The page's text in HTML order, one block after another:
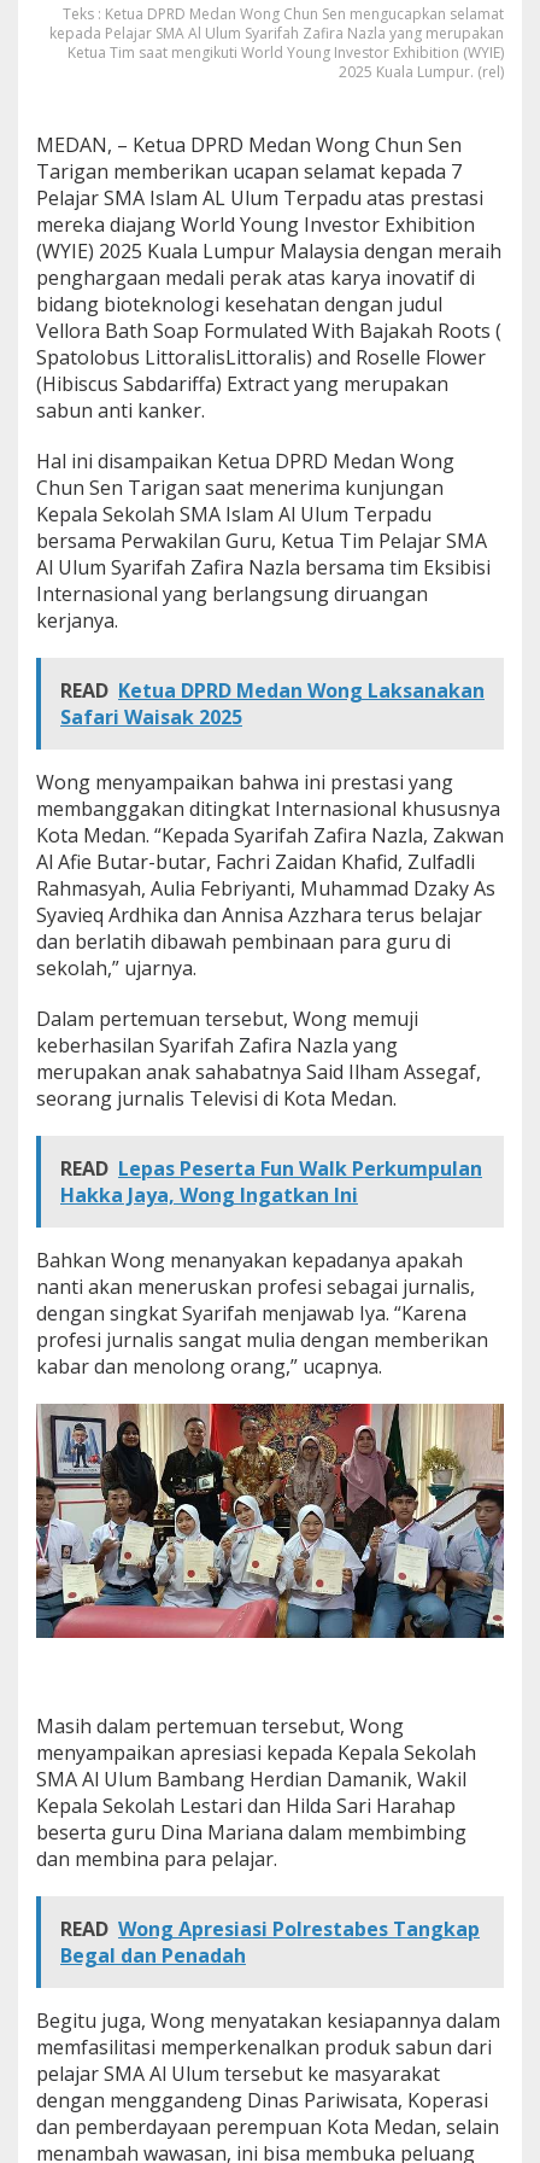
e
p
a
e
l
j
a
r
S
M
A
I
s
l
U
u
m
T
e
d
u
d
M
a
l
a
y
s
a
Teks : Ketua DPRD Medan Wong Chun Sen mengucapkan selamat
kepada Pelajar SMA Al Ulum Syarifah Zafira Nazla yang merupakan
Ketua Tim saat mengikuti World Young Investor Exhibition (WYIE)
2025 Kuala Lumpur. (rel)
MEDAN, – Ketua DPRD Medan Wong Chun Sen
Tarigan memberikan ucapan selamat kepada 7
Pelajar SMA Islam AL Ulum Terpadu atas prestasi
mereka diajang World Young Investor Exhibition
(WYIE) 2025 Kuala Lumpur Malaysia dengan meraih
penghargaan medali perak atas karya inovatif di
bidang bioteknologi kesehatan dengan judul
Vellora Bath Soap Formulated With Bajakah Roots (
Spatolobus LittoralisLittoralis) and Roselle Flower
(Hibiscus Sabdariffa) Extract yang merupakan
sabun anti kanker.
Hal ini disampaikan Ketua DPRD Medan Wong
Chun Sen Tarigan saat menerima kunjungan
Kepala Sekolah SMA Islam Al Ulum Terpadu
bersama Perwakilan Guru, Ketua Tim Pelajar SMA
Al Ulum Syarifah Zafira Nazla bersama tim Eksibisi
Internasional yang berlangsung diruangan
kerjanya.
READ Ketua DPRD Medan Wong Laksanakan
Safari Waisak 2025
Wong menyampaikan bahwa ini prestasi yang
membanggakan ditingkat Internasional khususnya
Kota Medan. “Kepada Syarifah Zafira Nazla, Zakwan
Al Afie Butar-butar, Fachri Zaidan Khafid, Zulfadli
Rahmasyah, Aulia Febriyanti, Muhammad Dzaky As
Syavieq Ardhika dan Annisa Azzhara terus belajar
dan berlatih dibawah pembinaan para guru di
sekolah,” ujarnya.
Dalam pertemuan tersebut, Wong memuji
keberhasilan Syarifah Zafira Nazla yang
merupakan anak sahabatnya Said Ilham Assegaf,
seorang jurnalis Televisi di Kota Medan.
READ Lepas Peserta Fun Walk Perkumpulan
Hakka Jaya, Wong Ingatkan Ini
Bahkan Wong menanyakan kepadanya apakah
nanti akan meneruskan profesi sebagai jurnalis,
dengan singkat Syarifah menjawab Iya. “Karena
profesi jurnalis sangat mulia dengan memberikan
kabar dan menolong orang,” ucapnya.
Masih dalam pertemuan tersebut, Wong
menyampaikan apresiasi kepada Kepala Sekolah
SMA Al Ulum Bambang Herdian Damanik, Wakil
Kepala Sekolah Lestari dan Hilda Sari Harahap
beserta guru Dina Mariana dalam membimbing
dan membina para pelajar.
READ Wong Apresiasi Polrestabes Tangkap
Begal dan Penadah
Begitu juga, Wong menyatakan kesiapannya dalam
memfasilitasi memperkenalkan produk sabun dari
pelajar SMA Al Ulum tersebut ke masyarakat
dengan menggandeng Dinas Pariwisata, Koperasi
dan pemberdayaan perempuan Kota Medan, selain
menambah wawasan, ini bisa membuka peluang